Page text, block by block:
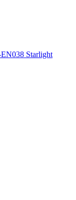
Starlight